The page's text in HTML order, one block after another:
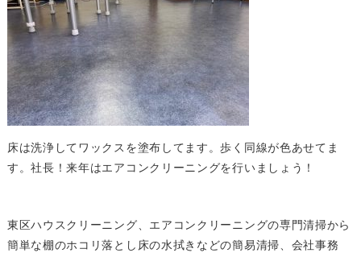
床は洗浄してワックスを塗布してます。歩く同線が色あせてま
す。社長！来年はエアコンクリーニングを行いましょう！
東区ハウスクリーニング、エアコンクリーニングの専門清掃から
簡単な棚のホコリ落とし床の水拭きなどの簡易清掃、会社事務